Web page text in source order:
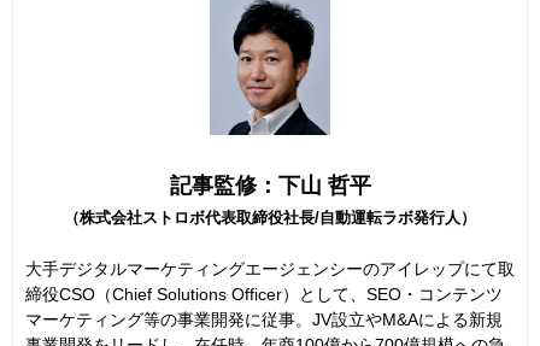
記事監修：下山 哲平
（株式会社ストロボ代表取締役社長/自動運転ラボ発行人）
大手デジタルマーケティングエージェンシーのアイレップにて取
締役CSO（Chief Solutions Officer）として、SEO・コンテンツ
マーケティング等の事業開発に従事。JV設立やM&Aによる新規